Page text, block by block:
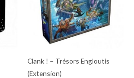
Clank ! – Trésors Engloutis
(Extension)